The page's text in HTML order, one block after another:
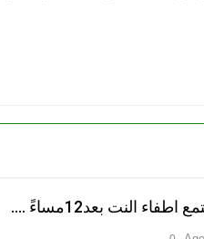
النت بعد12مساءً ….